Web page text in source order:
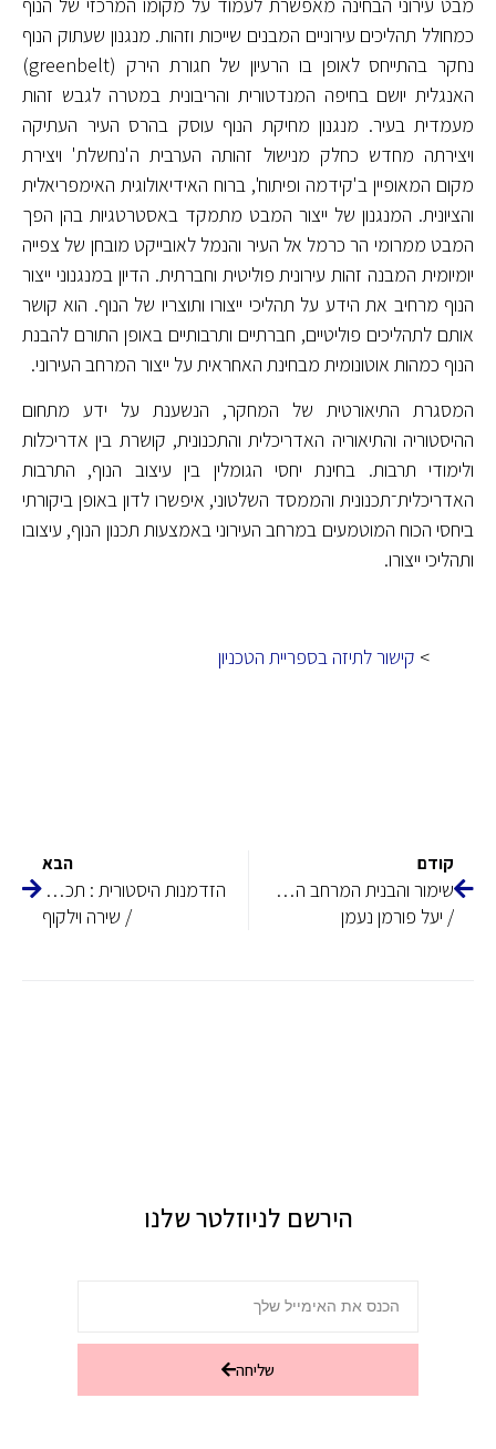
כמחולל תהליכים עירוניים המבנים שייכות וזהות. מנגנון שעתוק הנוף
נחקר בהתייחס לאופן בו הרעיון של חגורת הירק (greenbelt)
האנגלית יושם בחיפה המנדטורית והריבונית במטרה לגבש זהות
מעמדית בעיר. מנגנון מחיקת הנוף עוסק בהרס העיר העתיקה
ויצירתה מחדש כחלק מנישול זהותה הערבית ה'נחשלת' ויצירת
מקום המאופיין ב'קידמה ופיתוח', ברוח האידיאולוגית האימפריאלית
והציונית. המנגנון של ייצור המבט מתמקד באסטרטגיות בהן הפך
המבט ממרומי הר כרמל אל העיר והנמל לאובייקט מובחן של צפייה
יומיומית המבנה זהות עירונית פוליטית וחברתית. הדיון במנגנוני ייצור
הנוף מרחיב את הידע על תהליכי ייצורו ותוצריו של הנוף. הוא קושר
אותם לתהליכים פוליטיים, חברתיים ותרבותיים באופן התורם להבנת
הנוף כמהות אוטונומית מבחינת האחראית על ייצור המרחב העירוני.
המסגרת התיאורטית של המחקר, הנשענת על ידע מתחום
ההיסטוריה והתיאוריה האדריכלית והתכנונית, קושרת בין אדריכלות
ולימודי תרבות. בחינת יחסי הגומלין בין עיצוב הנוף, התרבות
האדריכלית־תכנונית והממסד השלטוני, איפשרו לדון באופן ביקורתי
ביחסי הכוח המוטמעים במרחב העירוני באמצעות תכנון הנוף, עיצובו
ותהליכי ייצורו.
> קישור לתיזה בספריית הטכניון
קודם
שימור והבנית המרחב הלאומי 1948–1967 : מקרה המבחן של עכו העתיקה
/ יעל פורמן נעמן
הבא
הזדמנות היסטורית : תכנון והקמת גן לאומי "סובב חומות ירושלים" 1967–1970
/ שירה וילקוף
הירשם לניוזלטר שלנו
שליחה